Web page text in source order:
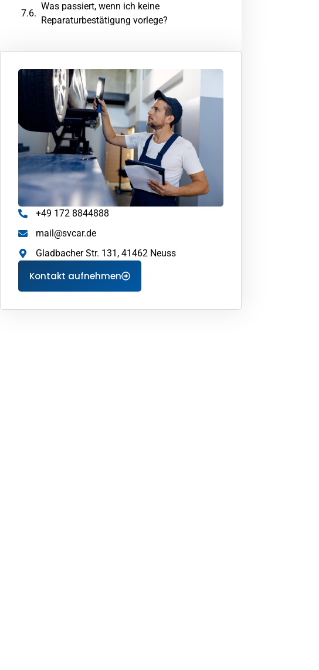
Was passiert, wenn ich keine
Reparaturbestätigung vorlege?
+49 172 8844888
mail@svcar.de
Gladbacher Str. 131, 41462 Neuss
Kontakt aufnehmen